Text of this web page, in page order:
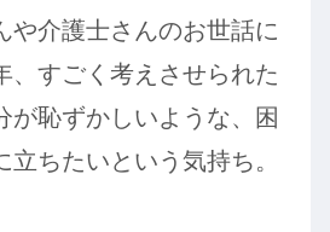
や介護士さんのお世話に
、すごく考えさせられた
が恥ずかしいような、困
立ちたいという気持ち。